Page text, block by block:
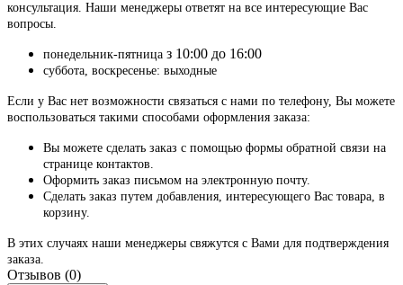
консультация. Наши менеджеры ответят на все интересующие Вас
вопросы.
понедельник-пятница з 10:00 до 16:00
суббота, воскресенье: выходные
Если у Вас нет возможности связаться с нами по телефону, Вы можете
воспользоваться такими способами оформления заказа:
Вы можете сделать заказ с помощью формы обратной связи на
странице контактов.
Оформить заказ письмом на электронную почту.
Сделать заказ путем добавления, интересующего Вас товара, в
корзину.
В этих случаях наши менеджеры свяжутся с Вами для подтверждения
заказа.
Отзывов (0)